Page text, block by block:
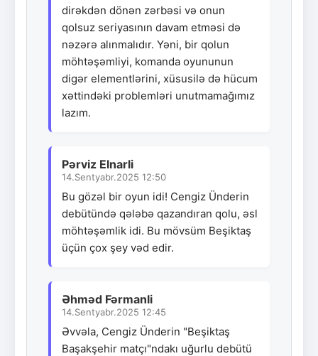
dirəkdən dönən zərbəsi və onun
qolsuz seriyasının davam etməsi də
nəzərə alınmalıdır. Yəni, bir qolun
möhtəşəmliyi, komanda oyununun
digər elementlərini, xüsusilə də hücum
xəttindəki problemləri unutmamağımız
lazım.
Pərviz Elnarli
14.Sentyabr.2025 12:50
Bu gözəl bir oyun idi! Cengiz Ünderin
debütündə qələbə qazandıran qolu, əsl
möhtəşəmlik idi. Bu mövsüm Beşiktaş
üçün çox şey vəd edir.
Əhməd Fərmanli
14.Sentyabr.2025 12:45
Əvvəla, Cengiz Ünderin "Beşiktaş
Başakşehir matçı"ndakı uğurlu debütü